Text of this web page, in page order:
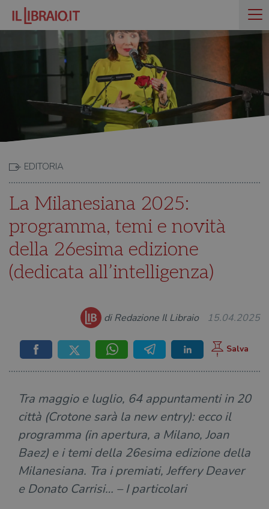
EDITORIA
La Milanesiana 2025:
programma, temi e novità
della 26esima edizione
(dedicata all’intelligenza)
di Redazione Il Libraio 15.04.2025
Tra maggio e luglio, 64 appuntamenti in 20
città (Crotone sarà la new entry): ecco il
programma (in apertura, a Milano, Joan
Baez) e i temi della 26esima edizione della
Milanesiana. Tra i premiati, Jeffery Deaver
e Donato Carrisi… – I particolari